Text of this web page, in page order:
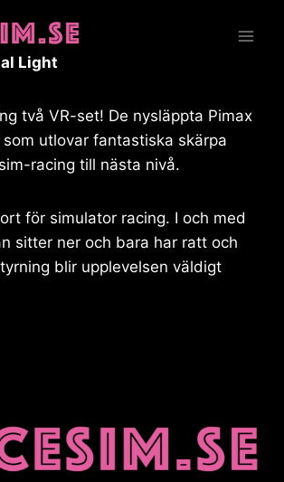
Light
två VR-set! De nysläppta Pimax
utlovar fantastiska skärpa
racing till nästa nivå.
för simulator racing. I och med
sitter ner och bara har ratt och
blir upplevelsen väldigt